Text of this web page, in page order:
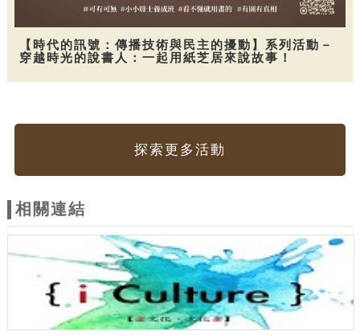
【時代的訊號：傳播技術與民主的擾動】系列活動－
穿越時光的說書人：一起用紙芝居來說故事！
探索更多活動
相關連結